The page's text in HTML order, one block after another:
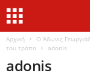
Αρχική
Ο Άδωνις
του τρόπο
adonis
adonis